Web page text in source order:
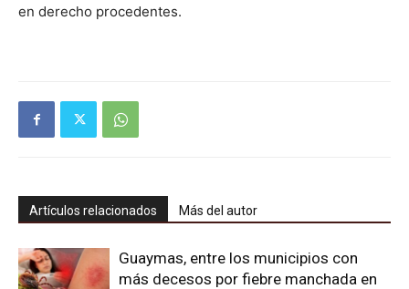
en derecho procedentes.
Artículos relacionados Más del autor
Guaymas, entre los municipios con
más decesos por fiebre manchada en